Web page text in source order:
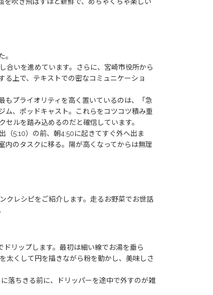
。
合いを進めています。さらに、宮崎市役所から
る上で、テキストでの密なコミュニケーショ
もプライオリティを高く置いているのは、「急
ム、ポッドキャスト。これらをコツコツ積み重
ルを踏み込めるのだと確信しています。
（5:10）の前、朝4:50に起きてすぐ外へ出ま
内のタスクに移る。陽が高くなってからは無理
クレシピをご紹介します。走るお野菜でお世話
リップします。最初は細い線でお湯を垂ら
太くして円を描きながら粉を動かし、美味しさ
落ちきる前に、ドリッパーを途中で外すのが雑